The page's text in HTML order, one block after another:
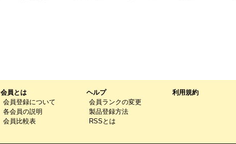
会員とは
会員登録について
各会員の説明
会員比較表
ヘルプ
会員ランクの変更
製品登録方法
RSSとは
利用規約